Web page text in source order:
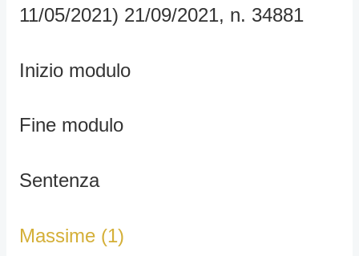
11/05/2021) 21/09/2021, n. 34881
Inizio modulo
Fine modulo
Sentenza
Massime (1)